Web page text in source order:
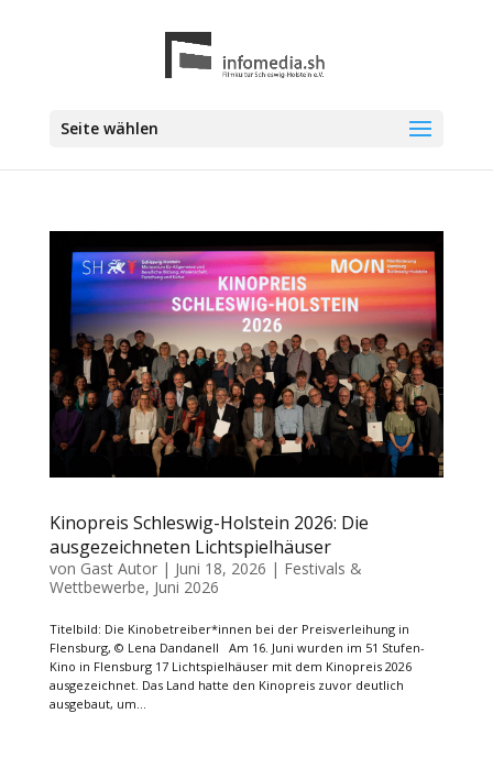
Seite wählen
Kinopreis Schleswig-Holstein 2026: Die
ausgezeichneten Lichtspielhäuser
von Gast Autor| Juni 18, 2026 | Festivals &
Wettbewerbe, Juni 2026
Titelbild: Die Kinobetreiber*innen bei der Preisverleihung in
Flensburg, © Lena Dandanell Am 16. Juni wurden im 51 Stufen-
Kino in Flensburg 17 Lichtspielhäuser mit dem Kinopreis 2026
ausgezeichnet. Das Land hatte den Kinopreis zuvor deutlich
ausgebaut, um...